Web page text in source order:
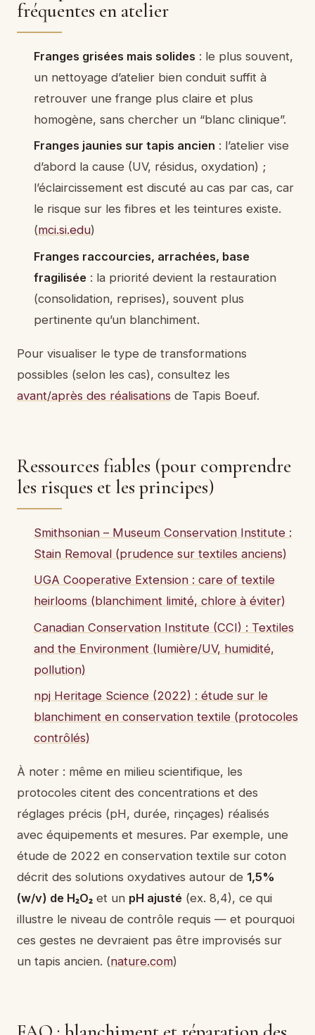
fréquentes en atelier
Franges grisées mais solides : le plus souvent,
un nettoyage d’atelier bien conduit suffit à
retrouver une frange plus claire et plus
homogène, sans chercher un “blanc clinique”.
Franges jaunies sur tapis ancien : l’atelier vise
d’abord la cause (UV, résidus, oxydation) ;
l’éclaircissement est discuté au cas par cas, car
le risque sur les fibres et les teintures existe.
(mci.si.edu)
Franges raccourcies, arrachées, base
fragilisée: la priorité devient la restauration
(consolidation, reprises), souvent plus
pertinente qu’un blanchiment.
Pour visualiser le type de transformations
possibles (selon les cas), consultez les
avant/après des réalisations de Tapis Boeuf.
Ressources fiables (pour comprendre
les risques et les principes)
Smithsonian – Museum Conservation Institute :
Stain Removal (prudence sur textiles anciens)
UGA Cooperative Extension : care of textile
heirlooms (blanchiment limité, chlore à éviter)
Canadian Conservation Institute (CCI) : Textiles
and the Environment (lumière/UV, humidité,
pollution)
npj Heritage Science (2022) : étude sur le
blanchiment en conservation textile (protocoles
contrôlés)
À noter : même en milieu scientifique, les
protocoles citent des concentrations et des
réglages précis (pH, durée, rinçages) réalisés
avec équipements et mesures. Par exemple, une
étude de 2022 en conservation textile sur coton
décrit des solutions oxydatives autour de 1,5%
(w/v) de H₂O₂ et un pH ajusté (ex. 8,4), ce qui
illustre le niveau de contrôle requis — et pourquoi
ces gestes ne devraient pas être improvisés sur
un tapis ancien. (nature.com)